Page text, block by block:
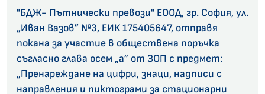
"БДЖ- Пътнически превози" ЕООД, гр. София, ул.
„Иван Вазов” №3, ЕИК 175405647, отправя
покана за участие в обществена поръчка
съгласно глава осем „а” от ЗОП с предмет:
„Пренареждане на цифри, знаци, надписи с
направления и пиктограми за стационарни